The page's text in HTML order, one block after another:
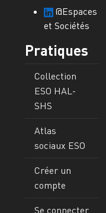
@Espaces
et Sociétés
Pratiques
Collection
ESO HAL-
SHS
Atlas
sociaux ESO
Créer un
compte
Se connecter